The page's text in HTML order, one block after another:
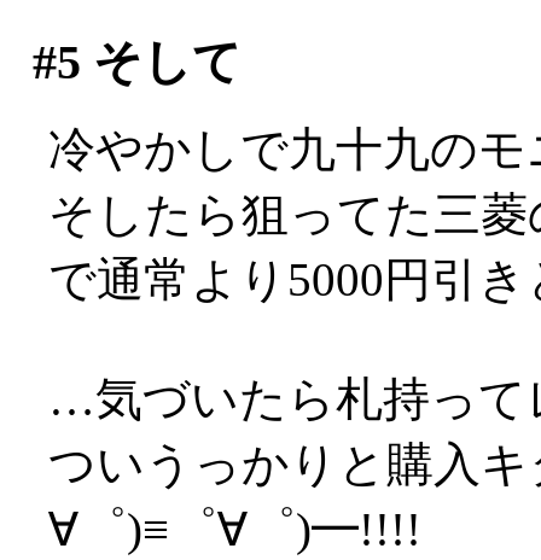
#5 そして
冷やかしで九十九の
そしたら狙ってた三
で通常より5000円引
…気づいたら札持って
ついうっかりと購入
∀゜)≡゜∀゜)━!!!!